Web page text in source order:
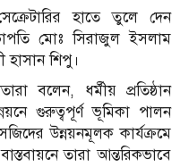
হাতে তুলে দেন
মোঃ সিরাজুল ইসলাম
হাসান শিপু।
বলেন, ধর্মীয় প্রতিষ্ঠান
গুরুত্বপূর্ণ ভূমিকা পালন
উন্নয়নমূলক কার্যক্রমে
তারা আন্তরিকভাবে